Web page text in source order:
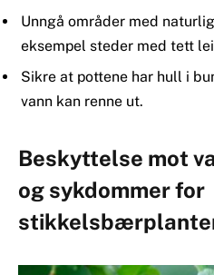
Unngå områder med
eksempel steder med tett
Sikre at pottene har hull i
vann kan renne ut.
Beskyttelse mot
og sykdommer for